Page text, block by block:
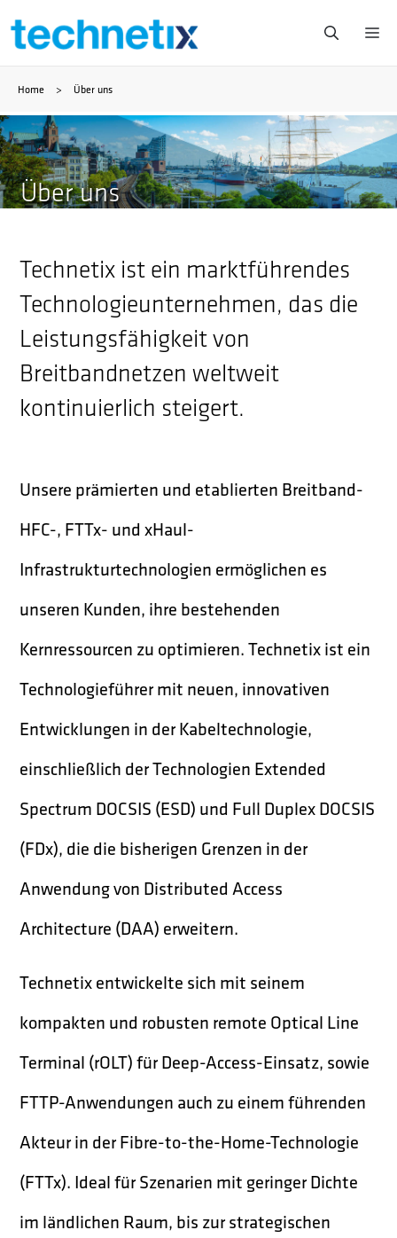
Zum
springen
Home > Über uns
Über uns
Technetix ist ein marktführendes
Technologieunternehmen, das die
Leistungsfähigkeit von
Breitbandnetzen weltweit
kontinuierlich steigert.
Unsere prämierten und etablierten Breitband-
HFC-, FTTx- und xHaul-
Infrastrukturtechnologien ermöglichen es
unseren Kunden, ihre bestehenden
Kernressourcen zu optimieren. Technetix ist ein
Technologieführer mit neuen, innovativen
Entwicklungen in der Kabeltechnologie,
einschließlich der Technologien Extended
Spectrum DOCSIS (ESD) und Full Duplex DOCSIS
(FDx), die die bisherigen Grenzen in der
Anwendung von Distributed Access
Architecture (DAA) erweitern.
Technetix entwickelte sich mit seinem
kompakten und robusten remote Optical Line
Terminal (rOLT) für Deep-Access-Einsatz, sowie
FTTP-Anwendungen auch zu einem führenden
Akteur in der Fibre-to-the-Home-Technologie
(FTTx). Ideal für Szenarien mit geringer Dichte
im ländlichen Raum, bis zur strategischen